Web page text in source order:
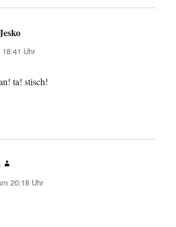
Uhr
ta! stisch!
20:18 Uhr